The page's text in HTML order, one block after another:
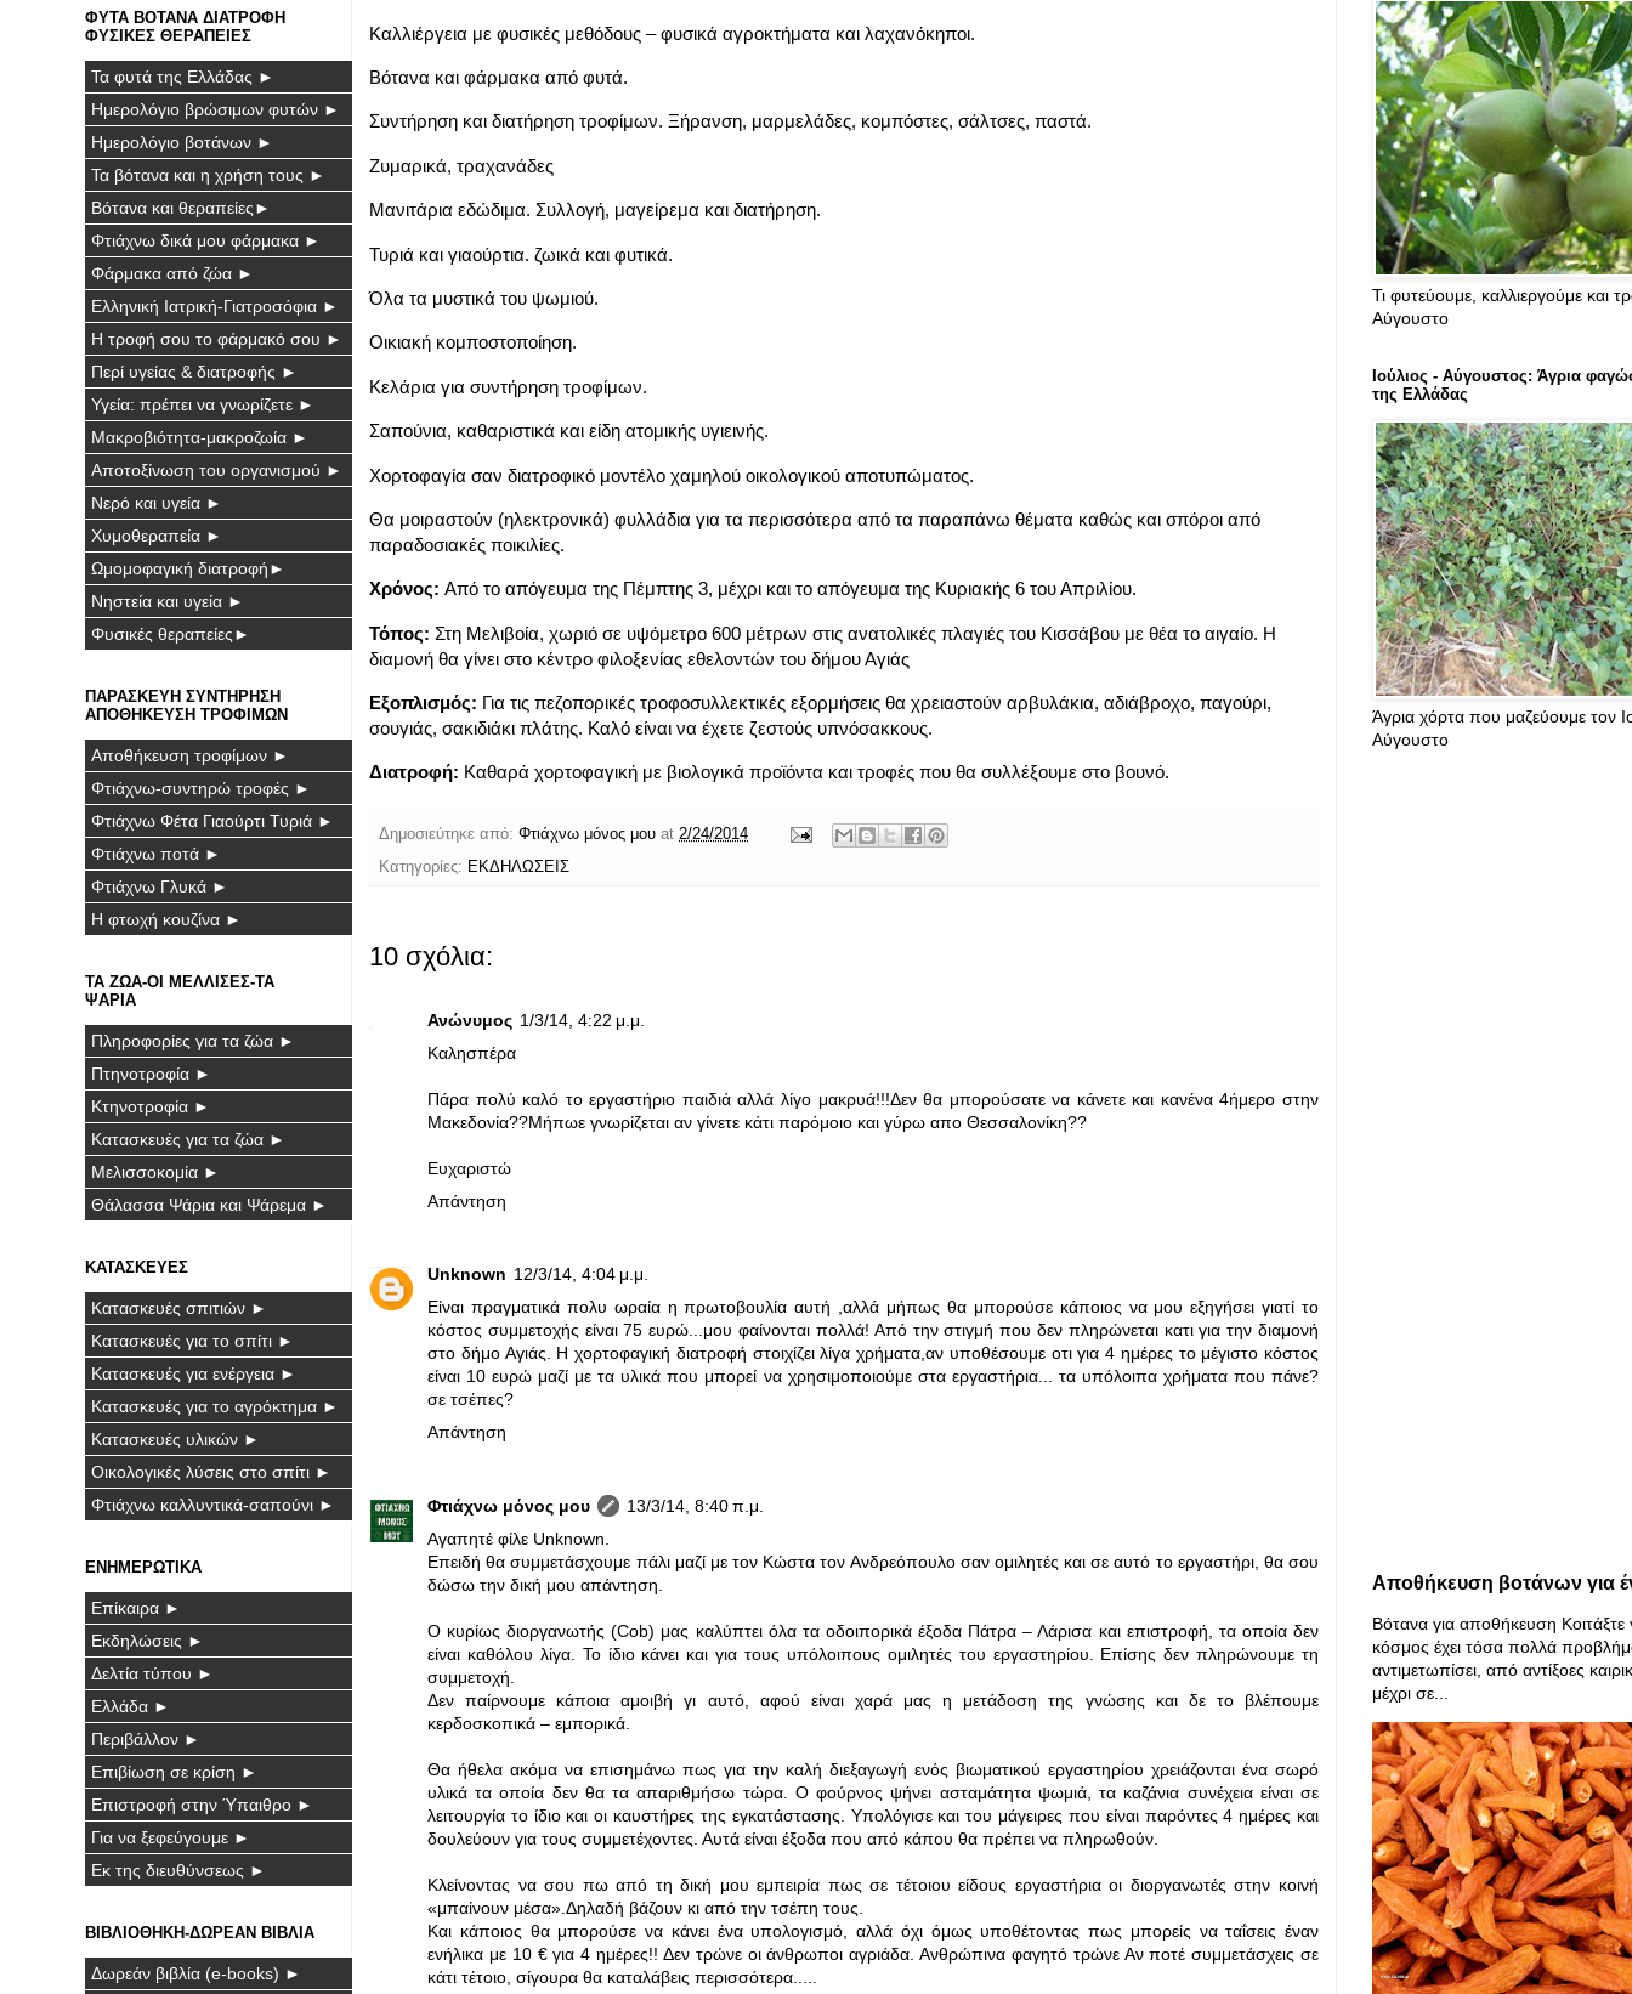
Καλλιέργεια με φυσικές μεθόδους – φυσικά αγροκτήματα και λαχανόκηποι.
Βότανα και φάρμακα από φυτά.
Συντήρηση και διατήρηση τροφίμων. Ξήρανση, μαρμελάδες, κομπόστες, σάλτσες, παστά.
Ζυμαρικά, τραχανάδες
Μανιτάρια εδώδιμα. Συλλογή, μαγείρεμα και διατήρηση.
Τυριά και γιαούρτια. ζωικά και φυτικά.
Όλα τα μυστικά του ψωμιού.
Οικιακή κομποστοποίηση.
Κελάρια για συντήρηση τροφίμων.
Σαπούνια, καθαριστικά και είδη ατομικής υγιεινής.
Χορτοφαγία σαν διατροφικό μοντέλο χαμηλού οικολογικού αποτυπώματος.
Θα μοιραστούν (ηλεκτρονικά) φυλλάδια για τα περισσότερα από τα παραπάνω θέματα καθώς και σπόροι από
παραδοσιακές ποικιλίες.
Χρόνος: Από το απόγευμα της Πέμπτης 3, μέχρι και το απόγευμα της Κυριακής 6 του Απριλίου.
Τόπος: Στη Μελιβοία, χωριό σε υψόμετρο 600 μέτρων στις ανατολικές πλαγιές του Κισσάβου με θέα το αιγαίο. Η
διαμονή θα γίνει στο κέντρο φιλοξενίας εθελοντών του δήμου Αγιάς
Εξοπλισμός: Για τις πεζοπορικές τροφοσυλλεκτικές εξορμήσεις θα χρειαστούν αρβυλάκια, αδιάβροχο, παγούρι,
σουγιάς, σακιδιάκι πλάτης. Καλό είναι να έχετε ζεστούς υπνόσακκους.
Διατροφή: Καθαρά χορτοφαγική με βιολογικά προϊόντα και τροφές που θα συλλέξουμε στο βουνό.
Δημοσιεύτηκε από: Φτιάχνω μόνος μου at 2/24/2014
Κατηγορίες: ΕΚΔΗΛΩΣΕΙΣ
10 σχόλια:
Ανώνυμος 1/3/14, 4:22 μ.μ.
Καλησπέρα
Πάρα πολύ καλό το εργαστήριο παιδιά αλλά λίγο μακρυά!!!Δεν θα μπορούσατε να κάνετε και κανένα 4ήμερο στην
Μακεδονία??Μήπωε γνωρίζεται αν γίνετε κάτι παρόμοιο και γύρω απο Θεσσαλονίκη??
Ευχαριστώ
Απάντηση
Unknown 12/3/14, 4:04 μ.μ.
Είναι πραγματικά πολυ ωραία η πρωτοβουλία αυτή ,αλλά μήπως θα μπορούσε κάποιος να μου εξηγήσει γιατί το
κόστος συμμετοχής είναι 75 ευρώ...μου φαίνονται πολλά! Από την στιγμή που δεν πληρώνεται κατι για την διαμονή
στο δήμο Αγιάς. Η χορτοφαγική διατροφή στοιχίζει λίγα χρήματα,αν υποθέσουμε οτι για 4 ημέρες το μέγιστο κόστος
είναι 10 ευρώ μαζί με τα υλικά που μπορεί να χρησιμοποιούμε στα εργαστήρια... τα υπόλοιπα χρήματα που πάνε?
σε τσέπες?
Απάντηση
Φτιάχνω μόνος μου
13/3/14, 8:40 π.μ.
Αγαπητέ φίλε Unknown.
Επειδή θα συμμετάσχουμε πάλι μαζί με τον Κώστα τον Ανδρεόπουλο σαν ομιλητές και σε αυτό το εργαστήρι, θα σου
δώσω την δική μου απάντηση.
Ο κυρίως διοργανωτής (Cob) μας καλύπτει όλα τα οδοιπορικά έξοδα Πάτρα – Λάρισα και επιστροφή, τα οποία δεν
είναι καθόλου λίγα. Το ίδιο κάνει και για τους υπόλοιπους ομιλητές του εργαστηρίου. Επίσης δεν πληρώνουμε τη
συμμετοχή.
Δεν παίρνουμε κάποια αμοιβή γι αυτό, αφού είναι χαρά μας η μετάδοση της γνώσης και δε το βλέπουμε
κερδοσκοπικά – εμπορικά.
Θα ήθελα ακόμα να επισημάνω πως για την καλή διεξαγωγή ενός βιωματικού εργαστηρίου χρειάζονται ένα σωρό
υλικά τα οποία δεν θα τα απαριθμήσω τώρα. Ο φούρνος ψήνει ασταμάτητα ψωμιά, τα καζάνια συνέχεια είναι σε
λειτουργία το ίδιο και οι καυστήρες της εγκατάστασης. Υπολόγισε και του μάγειρες που είναι παρόντες 4 ημέρες και
δουλεύουν για τους συμμετέχοντες. Αυτά είναι έξοδα που από κάπου θα πρέπει να πληρωθούν.
Κλείνοντας να σου πω από τη δική μου εμπειρία πως σε τέτοιου είδους εργαστήρια οι διοργανωτές στην κοινή
«μπαίνουν μέσα».Δηλαδή βάζουν κι από την τσέπη τους.
Και κάποιος θα μπορούσε να κάνει ένα υπολογισμό, αλλά όχι όμως υποθέτοντας πως μπορείς να ταΐσεις έναν
ενήλικα με 10 € για 4 ημέρες!! Δεν τρώνε οι άνθρωποι αγριάδα. Ανθρώπινα φαγητό τρώνε Αν ποτέ συμμετάσχεις σε
κάτι τέτοιο, σίγουρα θα καταλάβεις περισσότερα.....
ΦΥΤΑ ΒΟΤΑΝΑ ΔΙΑΤΡΟΦΗ
ΦΥΣΙΚΕΣ ΘΕΡΑΠΕΙΕΣ
Τα φυτά της Ελλάδας ►
Ημερολόγιο βρώσιμων φυτών ►
Ημερολόγιο βοτάνων ►
Τα βότανα και η χρήση τους ►
Βότανα και θεραπείες►
Φτιάχνω δικά μου φάρμακα ►
Φάρμακα από ζώα ►
Ελληνική Ιατρική-Γιατροσόφια ►
Η τροφή σου το φάρμακό σου ►
Περί υγείας & διατροφής ►
Υγεία: πρέπει να γνωρίζετε ►
Μακροβιότητα-μακροζωία ►
Αποτοξίνωση του οργανισμού ►
Νερό και υγεία ►
Χυμοθεραπεία ►
Ωμομοφαγική διατροφή►
Νηστεία και υγεία ►
Φυσικές θεραπείες►
ΠΑΡΑΣΚΕΥΗ ΣΥΝΤΗΡΗΣΗ
ΑΠΟΘΗΚΕΥΣΗ ΤΡΟΦΙΜΩΝ
Αποθήκευση τροφίμων ►
Φτιάχνω-συντηρώ τροφές ►
Φτιάχνω Φέτα Γιαούρτι Τυριά ►
Φτιάχνω ποτά ►
Φτιάχνω Γλυκά ►
Η φτωχή κουζίνα ►
ΤΑ ΖΩΑ-ΟΙ ΜΕΛΛΙΣΕΣ-ΤΑ
ΨΑΡΙΑ
Πληροφορίες για τα ζώα ►
Πτηνοτροφία ►
Κτηνοτροφία ►
Κατασκευές για τα ζώα ►
Μελισσοκομία ►
Θάλασσα Ψάρια και Ψάρεμα ►
ΚΑΤΑΣΚΕΥΕΣ
Κατασκευές σπιτιών ►
Κατασκευές για το σπίτι ►
Κατασκευές για ενέργεια ►
Κατασκευές για το αγρόκτημα ►
Κατασκευές υλικών ►
Οικολογικές λύσεις στο σπίτι ►
Φτιάχνω καλλυντικά-σαπούνι ►
ΕΝΗΜΕΡΩΤΙΚΑ
Επίκαιρα ►
Εκδηλώσεις ►
Δελτία τύπου ►
Ελλάδα ►
Περιβάλλον ►
Επιβίωση σε κρίση ►
Επιστροφή στην Ύπαιθρο ►
Για να ξεφεύγουμε ►
Εκ της διευθύνσεως ►
ΒΙΒΛΙΟΘΗΚΗ-ΔΩΡΕΑΝ ΒΙΒΛΙΑ
Δωρεάν βιβλία (e-books) ►
Τι φυτεύουμε, καλλιεργούμε και
Αύγουστο
Ιούλιος - Αύγουστος: Άγρια
της Ελλάδας
Άγρια χόρτα που μαζεύουμε τον
Αύγουστο
Αποθήκευση βοτάνων για
Βότανα για αποθήκευση
κόσμος έχει τόσα πολλά
αντιμετωπίσει, από αντίξοες
μέχρι σε...